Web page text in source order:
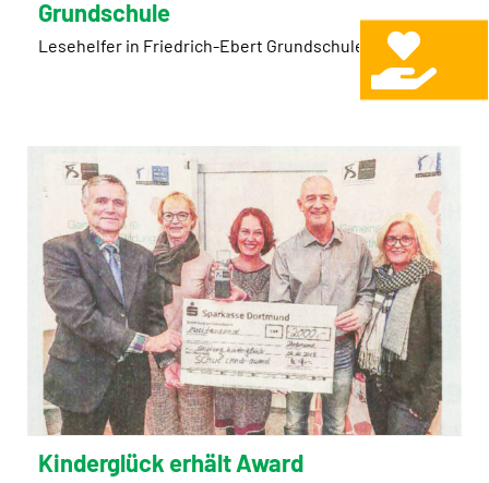
Grundschule
Lesehelfer in Friedrich-Ebert Grundschule
Kinderglück erhält Award